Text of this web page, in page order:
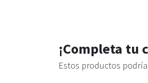
¡Completa tu
Estos productos